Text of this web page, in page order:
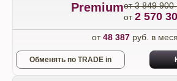
Premiumот 3 849 900
от2 570
от48 387руб. в
Обменять по TRADE in